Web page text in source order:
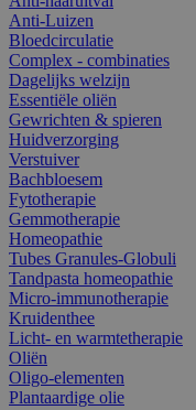
Anti-Luizen
Bloedcirculatie
Complex - combinaties
Dagelijks welzijn
Essentiële oliën
Gewrichten & spieren
Huidverzorging
Verstuiver
Bachbloesem
Fytotherapie
Gemmotherapie
Homeopathie
Tubes Granules-Globuli
Tandpasta homeopathie
Micro-immunotherapie
Kruidenthee
Licht- en warmtetherapie
Oliën
Oligo-elementen
Plantaardige olie